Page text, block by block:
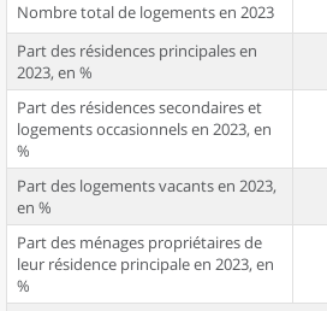
Nombre total de logements en 2023
Part des résidences principales en
2023, en %
Part des résidences secondaires et
logements occasionnels en 2023, en
%
Part des logements vacants en 2023,
en %
Part des ménages propriétaires de
leur résidence principale en 2023, en
%